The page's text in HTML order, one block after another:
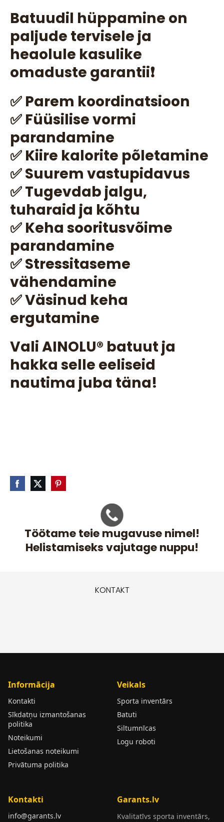
Töötame teie mugavuse nimel!
Helistamiseks vajutage nuppu!
Batuudil hüppamine on
paljude tervisele ja
heaolule kasulike
omaduste garantii❗
✅ Parem koordinatsioon
✅ Füüsilise vormi
parandamine
✅ Kiire kalorite põletamine
✅ Suurem vastupidavus
✅ Tugevdab jalgu,
tuharaid ja kõhtu
✅ Keha sooritusvõime
parandamine
✅ Stressitaseme
vähendamine
✅ Väsinud keha
ergutamine
Vali AINOLU®️ batuut ja
hakka selle eeliseid
nautima juba täna!
KONTAKT
Informācija
Kontakti
Sīkdatņu izmantošanas
politika
Noteikumi
Lietošanas noteikumi
Privātuma politika
Veikals
Sporta inventārs
Batuti
Siltumnīcas
Logu roboti
Kontakti
info@garants.lv
Garants.lv
Kvalitatīvs sporta inventārs,